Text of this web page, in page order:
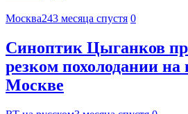
Москва243 месяца спустя 0
Синоптик Цыганков
резком похолодании
Москве